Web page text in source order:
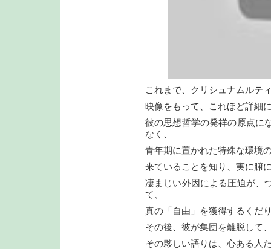
これまで、クリシュナムルテ
映像をもって、これほど詳細
彼の思想哲学の発祥の原点に
なく、
青年期に置かれた特殊な環境
来ていることを知り、実に腑
凄まじい外因による圧迫が、
て、
真の「自由」を獲得するくだ
その後、彼が集団を離脱して
その夥しい語りは、心ある人